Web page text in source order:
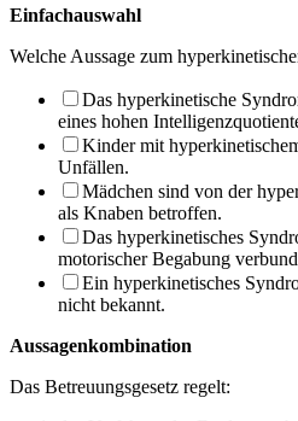
Einfachauswahl
Welche Aussage zum
Das hyperkinetische
eines hohen
Kinder mit
Unfällen.
Mädchen sind von der
als Knaben betroffen.
Das hyperkinetisches
motorischer Begabung
Ein hyperkinetisches
nicht bekannt.
Aussagenkombination
Das Betreuungsgesetz regelt: